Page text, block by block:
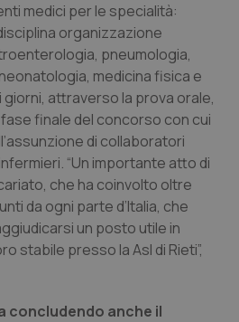
di Bolzano
di Trento
& Rettocolite Ulcerosa
patologie neurodegenerative
medici per le specialità:
organizzazione
pneumologia,
medicina fisica e
attraverso la prova orale,
fase finale del concorso con cui
di collaboratori
“Un importante atto di
che ha coinvolto oltre
da ogni parte d’Italia, che
un posto utile in
stabile presso la Asl di Rieti”,
concludendo anche il